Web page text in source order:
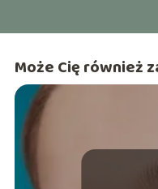
Może Cię również